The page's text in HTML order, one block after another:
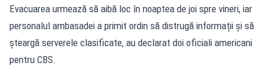
Evacuarea urmează să aibă loc în noaptea de joi spre vineri, iar
personalul ambasadei a primit ordin să distrugă informații și să
șteargă serverele clasificate, au declarat doi oficiali americani
pentru CBS.